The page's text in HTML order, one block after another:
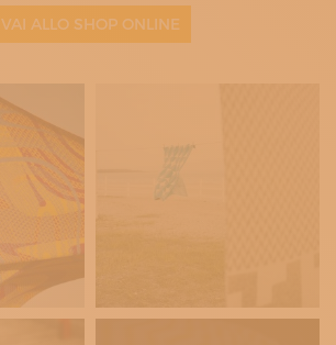
VAI ALLO SHOP ONLINE